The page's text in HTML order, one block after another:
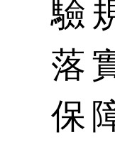
驗
落
保